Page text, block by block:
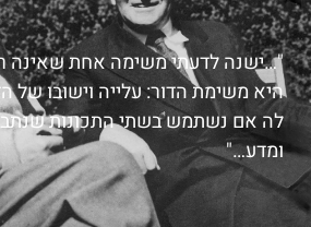
"…ישנה לדעתי משימה אחת שאינה
היא משימת הדור: עלייה וישובו של
לה אם נשתמש בשתי התכונות
ומדע…"